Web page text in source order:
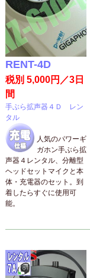
RENT-4D
税別 5,000円／3日
間
手ぶら拡声器４Ｄ レン
タル
人気のパワーギ
ガホン手ぶら拡
声器４レンタル、分離型
ヘッドセットマイクと本
体・充電器のセット。到
着したらすぐに使用可
能。